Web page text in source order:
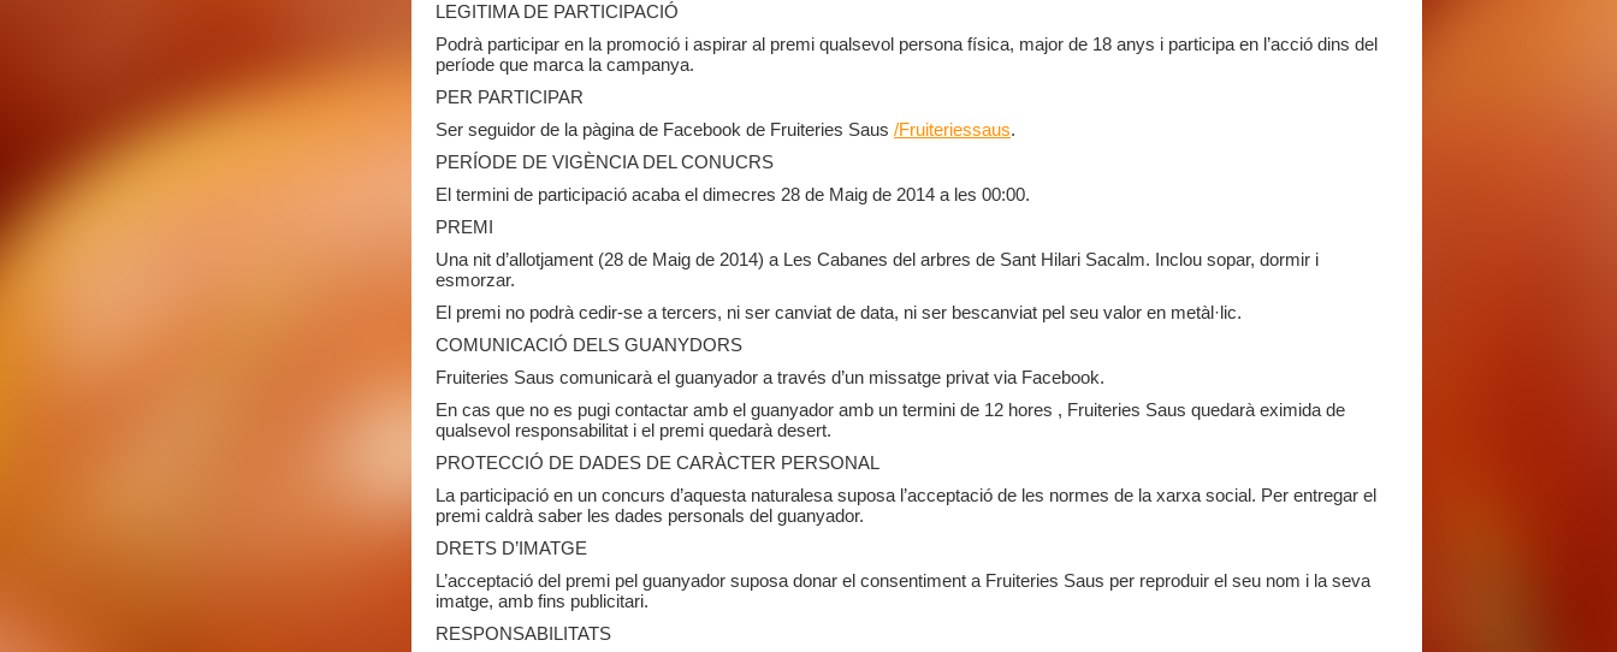
LEGITIMA DE PARTICIPACIÓ
Podrà participar en la promoció i aspirar al premi qualsevol persona física, major de 18 anys i participa en l’acció dins del
període que marca la campanya.
PER PARTICIPAR
Ser seguidor de la pàgina de Facebook de Fruiteries Saus /Fruiteriessaus.
PERÍODE DE VIGÈNCIA DEL CONUCRS
El termini de participació acaba el dimecres 28 de Maig de 2014 a les 00:00.
PREMI
Una nit d’allotjament (28 de Maig de 2014) a Les Cabanes del arbres de Sant Hilari Sacalm. Inclou sopar, dormir i
esmorzar.
El premi no podrà cedir-se a tercers, ni ser canviat de data, ni ser bescanviat pel seu valor en metàl·lic.
COMUNICACIÓ DELS GUANYDORS
Fruiteries Saus comunicarà el guanyador a través d’un missatge privat via Facebook.
En cas que no es pugi contactar amb el guanyador amb un termini de 12 hores , Fruiteries Saus quedarà eximida de
qualsevol responsabilitat i el premi quedarà desert.
PROTECCIÓ DE DADES DE CARÀCTER PERSONAL
La participació en un concurs d’aquesta naturalesa suposa l’acceptació de les normes de la xarxa social. Per entregar el
premi caldrà saber les dades personals del guanyador.
DRETS D’IMATGE
L’acceptació del premi pel guanyador suposa donar el consentiment a Fruiteries Saus per reproduir el seu nom i la seva
imatge, amb fins publicitari.
RESPONSABILITATS